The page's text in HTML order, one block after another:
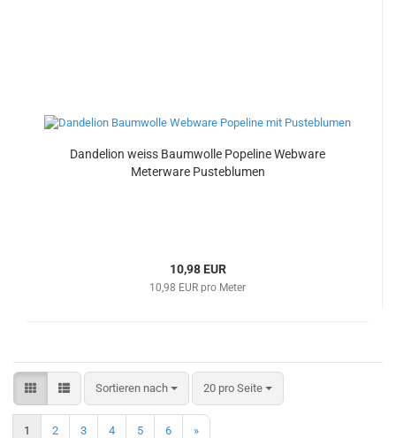
Dandelion weiss Baumwolle Popeline Webware
Meterware Pusteblumen
10,98 EUR
10,98 EUR pro Meter
Sortieren nach
Sortieren nach 20 pro Seite
pro Seite
1 2 3 4 5 6 »